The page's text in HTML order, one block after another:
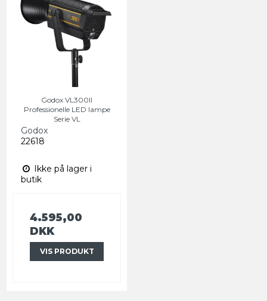
Godox VL300II
Professionelle LED lampe
Serie VL
Godox
22618
Ikke på lager i
butik
4.595,00
DKK
VIS PRODUKT